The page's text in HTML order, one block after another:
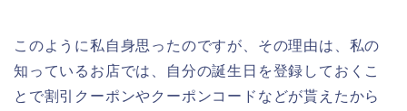
このように私自身思ったのですが、その理由は、私の
知っているお店では、自分の誕生日を登録しておくこ
とで割引クーポンやクーポンコードなどが貰えたから